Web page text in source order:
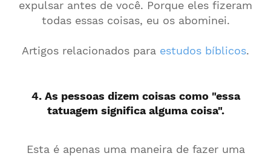
expulsar antes de você. Porque eles fizeram
todas essas coisas, eu os abominei.
Artigos relacionados para estudos bíblicos.
4. As pessoas dizem coisas como "essa
tatuagem significa alguma coisa".
Esta é apenas uma maneira de fazer uma